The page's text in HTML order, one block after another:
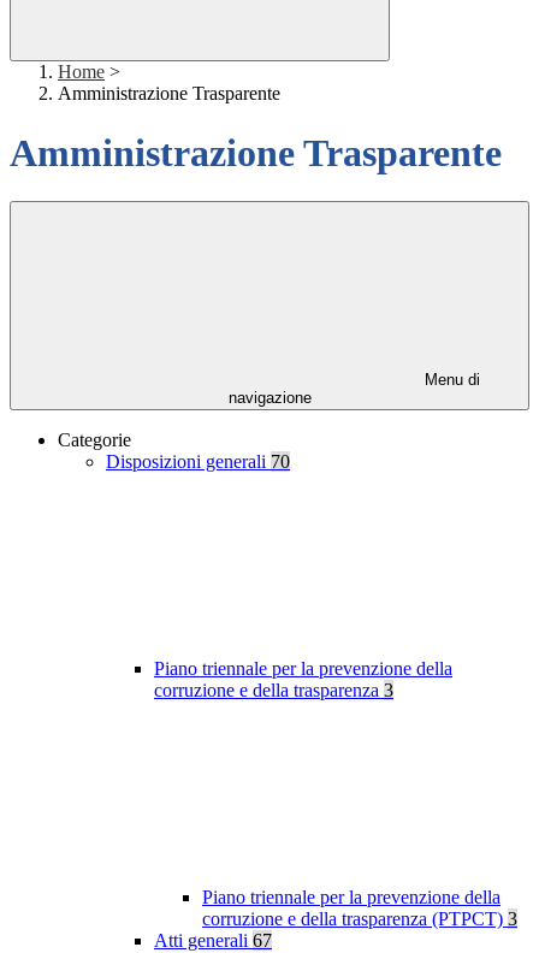
Home >
Amministrazione Trasparente
Amministrazione Trasparente
Menu di
navigazione
Categorie
Disposizioni generali 70
Piano triennale per la prevenzione della
corruzione e della trasparenza 3
Piano triennale per la prevenzione della
corruzione e della trasparenza (PTPCT) 3
Atti generali 67